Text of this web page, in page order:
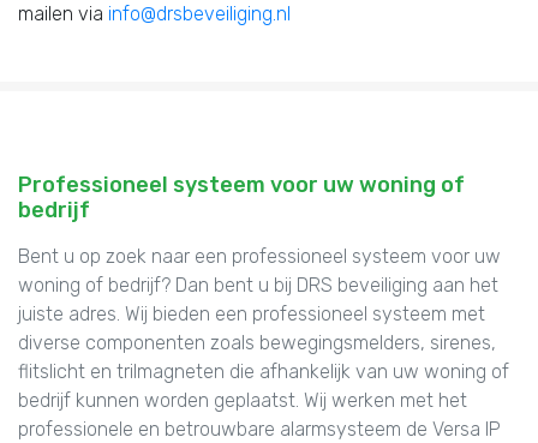
mailen via info@drsbeveiliging.nl
Professioneel systeem voor uw woning of
bedrijf
Bent u op zoek naar een professioneel systeem voor uw
woning of bedrijf? Dan bent u bij DRS beveiliging aan het
juiste adres. Wij bieden een professioneel systeem met
diverse componenten zoals bewegingsmelders, sirenes,
flitslicht en trilmagneten die afhankelijk van uw woning of
bedrijf kunnen worden geplaatst. Wij werken met het
professionele en betrouwbare alarmsysteem de Versa IP